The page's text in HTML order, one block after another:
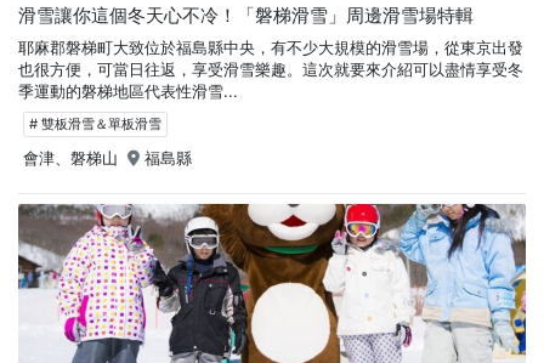
滑雪讓你這個冬天心不冷！「磐梯滑雪」周邊滑雪場特輯
耶麻郡磐梯町大致位於福島縣中央，有不少大規模的滑雪場，從東京出發
也很方便，可當日往返，享受滑雪樂趣。這次就要來介紹可以盡情享受冬
季運動的磐梯地區代表性滑雪...
# 雙板滑雪＆單板滑雪
會津、磐梯山 福島縣